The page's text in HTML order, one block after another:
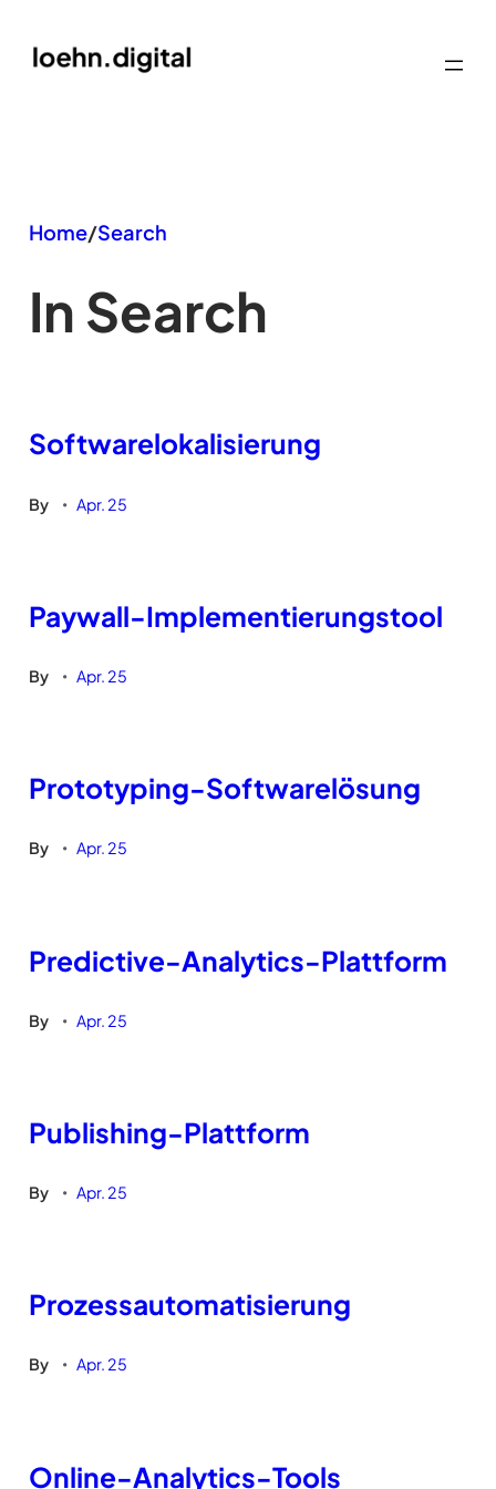
Inhalt
Home/Search
In Search
Softwarelokalisierung
By • Apr. 25
Paywall-Implementierungstool
By • Apr. 25
Prototyping-Softwarelösung
By • Apr. 25
Predictive-Analytics-Plattform
By • Apr. 25
Publishing-Plattform
By • Apr. 25
Prozessautomatisierung
By • Apr. 25
Online-Analytics-Tools